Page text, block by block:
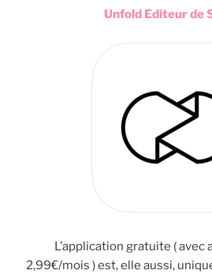
Unfold Editeur de
L’application gratuite ( avec
2,99€/mois ) est, elle aussi,